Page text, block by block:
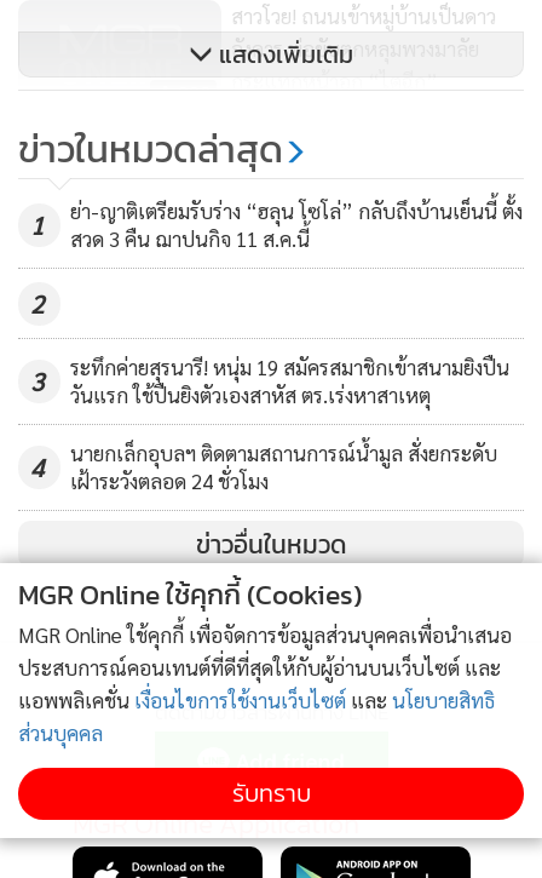
ตอนแรกเจ้าหน้าที่จะส่งต่อยังโรงพยาบาลบุรีรัมย์เพื่อตรวจ
อาการบาดเจ็บทางสมอง แต่ผู้ป่วยไม่ให้ความร่วมมือในการรักษา
ป่วยขัดขืน ด่าทอ ต่อว่าเจ้าหน้าที่ ซึ่งเจ้าหน้าที่ปฏิบัติงานตาม
ปกติ ไม่ได้ทำอะไรให้ไม่พอใจ นอกจากนี้ยังทุบกระจกหน้าห้อง
ฉุกเฉิน และทุบเครื่องวัดความดันอัตโนมัติ ทำให้อุปกรณ์ทางการ
แพทย์เสียหายมูลค่า 75,000 บาท (เฉพาะราคาเครื่องวัดความ
ดันมูลค่า 75,000 บาท ส่วนประตูกระจกอยู่ระหว่างประเมิน
ราคา)
เจ้าหน้าที่และ รปภ.ของโรงพยาบาลไม่สามารถระงับเหตุได้ จึง
ต้องขอกำลังตำรวจเข้าระงับเหตุ ช่วงแรกนำตัวชายคนก่อเหตุไป
ควบคุมสงบสติอารมณ์ยังโรงพักก่อน แต่ทางแพทย์เกรงว่าผู้ป่วย
จะมีอาการทางสมอง จึงขอให้นำตัวกลับมายังโรงพยาบาล
พุทไธสงเพื่อทำทีซีสแกน ตรวจหาความผิดปกติทางสมองและ
รักษาต่อไป ซึ่งเหตุการณ์ดังกล่าวเกิดช่วงเวลาประมาณ 19.00 น.
ของวันที่ 5 พ.ย. 64
380
สาวโวย! ถนนเข้าหมู่บ้านเป็นดาว
อังคาร พ่อขับตกหลุมพวงมาลัย
กระแทกหน้าอก “ไตฉีก”
1,088
ตร.พิษณุโลกตามเจอแล้วแก๊ง
กะเทยเถื่อน แจ้งข้อหาบุกรุก-รุม
ทำร้าย พ่วงลักทรัพย์อีก
แสดงเพิ่มเติม
ข่าวในหมวดล่าสุด
1
ย่า-ญาติเตรียมรับร่าง “ฮลุน โซโล่” กลับถึงบ้านเย็นนี้ ตั้ง
สวด 3 คืน ฌาปนกิจ 11 ส.ค.นี้
2
3
ระทึกค่ายสุรนารี! หนุ่ม 19 สมัครสมาชิกเข้าสนามยิงปืน
วันแรก ใช้ปืนยิงตัวเองสาหัส ตร.เร่งหาสาเหตุ
4
นายกเล็กอุบลฯ ติดตามสถานการณ์น้ำมูล สั่งยกระดับ
เฝ้าระวังตลอด 24 ชั่วโมง
ข่าวอื่นในหมวด
ติดตามข่าวสารผ่านทาง LINE
MGR Online Application
MGR Online ใช้คุกกี้ (Cookies)
MGR Online ใช้คุกกี้ เพื่อจัดการข้อมูลส่วนบุคคลเพื่อนำเสนอ
ประสบการณ์คอนเทนต์ที่ดีที่สุดให้กับผู้อ่านบนเว็บไซต์ และ
แอพพลิเคชั่น เงื่อนไขการใช้งานเว็บไซต์ และ นโยบายสิทธิ
ส่วนบุคคล
รับทราบ